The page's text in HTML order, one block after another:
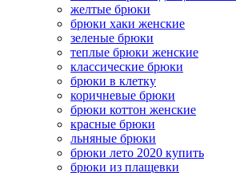
желтые брюки
брюки хаки женские
зеленые брюки
теплые брюки женские
классические брюки
брюки в клетку
коричневые брюки
брюки коттон женские
красные брюки
льняные брюки
брюки лето 2020 купить
брюки из плащевки